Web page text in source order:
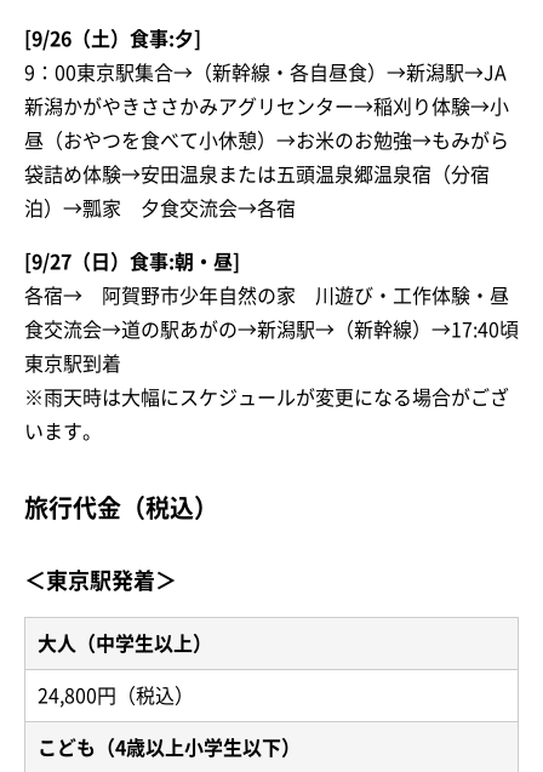
[9/26（土）食事:夕]
9：00東京駅集合→（新幹線・各自昼食）→新潟駅→JA
新潟かがやきささかみアグリセンター→稲刈り体験→小
昼（おやつを食べて小休憩）→お米のお勉強→もみがら
袋詰め体験→安田温泉または五頭温泉郷温泉宿（分宿
泊）→瓢家 夕食交流会→各宿
[9/27（日）食事:朝・昼]
各宿→ 阿賀野市少年自然の家 川遊び・工作体験・昼
食交流会→道の駅あがの→新潟駅→（新幹線）→17:40頃
東京駅到着
※雨天時は大幅にスケジュールが変更になる場合がござ
います。
旅行代金（税込）
＜東京駅発着＞
大人（中学生以上）
24,800円（税込）
こども（4歳以上小学生以下）